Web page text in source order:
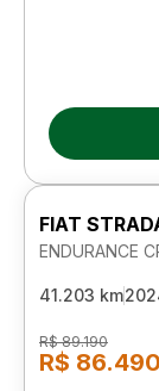
FIAT
ENDURANCE
41.203 km
R$ 89.190
R$ 86.490